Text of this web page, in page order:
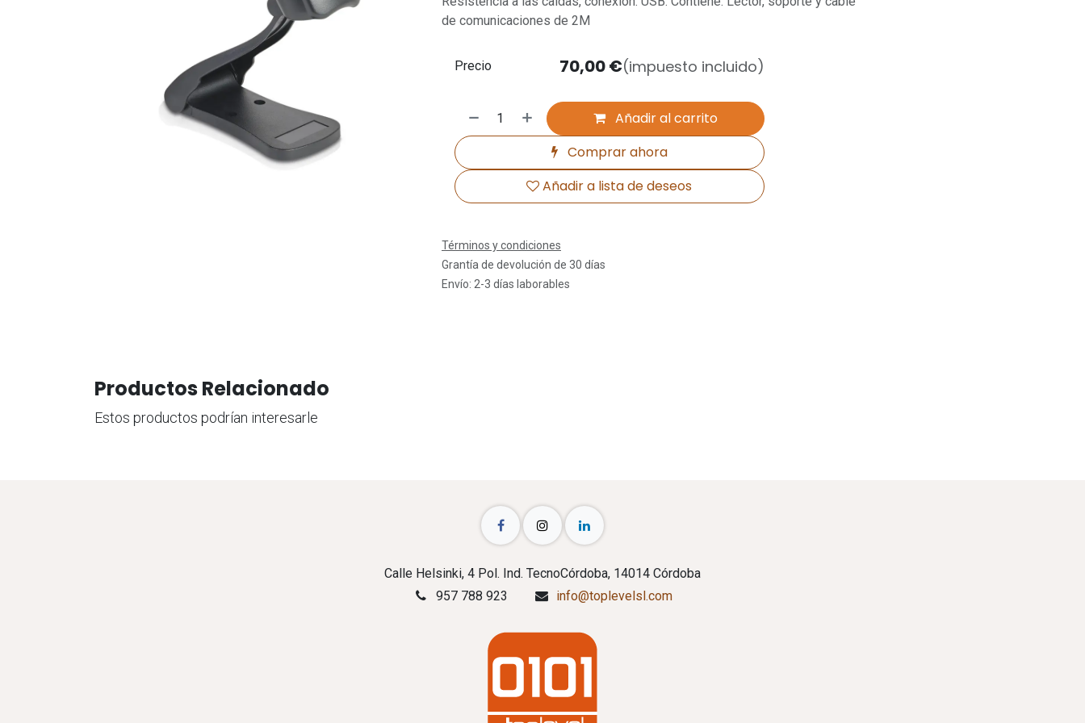
de comunicaciones de 2M
Añadir al carrito
Comprar ahora
Añadir a lista de deseos
Precio 70,00€(impuesto incluido)
Términos y condiciones
Grantía de devolución de 30 días
Envío: 2-3 días laborables
Productos Relacionado
Estos productos podrían interesarle
Calle Helsinki, 4 Pol. Ind. TecnoCórdoba, 14014 Córdoba
957 788 923
info@toplevelsl.com